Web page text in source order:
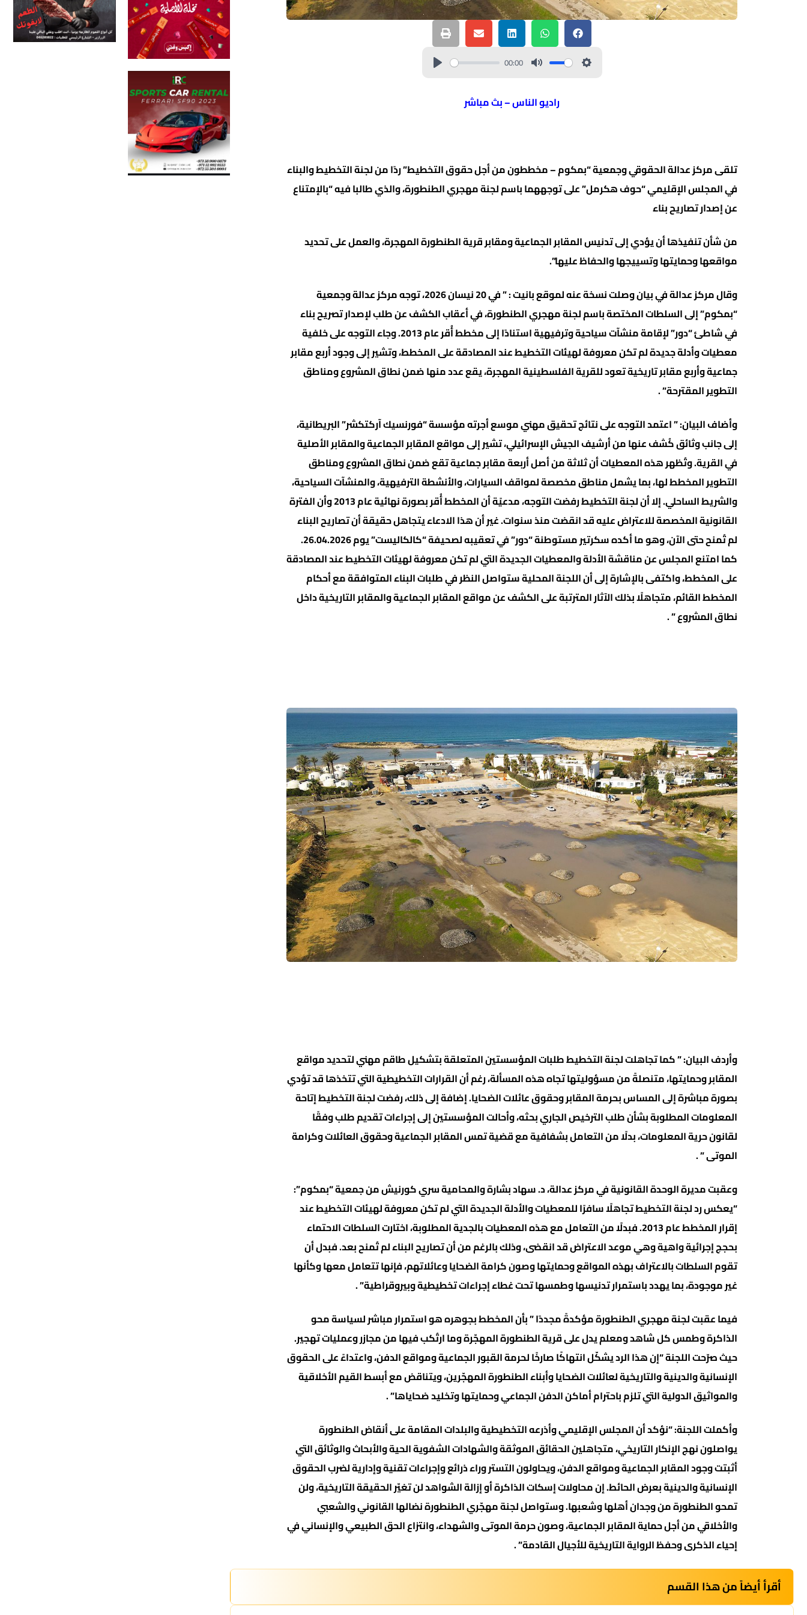
00:00
راديو الناس – بث مباشر
تلقى مركز عدالة الحقوقي وجمعية “بمكوم – مخططون من أجل حقوق التخطيط” ردًا من لجنة التخطيط والبناء
في المجلس الإقليمي “حوف هكرمل” على توجههما باسم لجنة مهجري الطنطورة، والذي طالبا فيه “بالإمتناع
عن إصدار تصاريح بناء
من شأن تنفيذها أن يؤدي إلى تدنيس المقابر الجماعية ومقابر قرية الطنطورة المهجرة، والعمل على تحديد
مواقعها وحمايتها وتسييجها والحفاظ عليها”.
وقال مركز عدالة في بيان وصلت نسخة عنه لموقع بانيت : ” في 20 نيسان 2026، توجه مركز عدالة وجمعية
“بمكوم” إلى السلطات المختصة باسم لجنة مهجري الطنطورة، في أعقاب الكشف عن طلب لإصدار تصريح بناء
في شاطئ “دور” لإقامة منشآت سياحية وترفيهية استنادًا إلى مخطط أُقر عام 2013. وجاء التوجه على خلفية
معطيات وأدلة جديدة لم تكن معروفة لهيئات التخطيط عند المصادقة على المخطط، وتشير إلى وجود أربع مقابر
جماعية وأربع مقابر تاريخية تعود للقرية الفلسطينية المهجرة، يقع عدد منها ضمن نطاق المشروع ومناطق
التطوير المقترحة” .
وأضاف البيان: ” اعتمد التوجه على نتائج تحقيق مهني موسع أجرته مؤسسة “فورنسيك آركتكشر” البريطانية،
إلى جانب وثائق كُشف عنها من أرشيف الجيش الإسرائيلي، تشير إلى مواقع المقابر الجماعية والمقابر الأصلية
في القرية. وتُظهر هذه المعطيات أن ثلاثة من أصل أربعة مقابر جماعية تقع ضمن نطاق المشروع ومناطق
التطوير المخطط لها، بما يشمل مناطق مخصصة لمواقف السيارات، والأنشطة الترفيهية، والمنشآت السياحية،
والشريط الساحلي. إلا أن لجنة التخطيط رفضت التوجه، مدعيًة أن المخطط أُقر بصورة نهائية عام 2013 وأن الفترة
القانونية المخصصة للاعتراض عليه قد انقضت منذ سنوات. غير أن هذا الادعاء يتجاهل حقيقة أن تصاريح البناء
لم تُمنح حتى الآن، وهو ما أكده سكرتير مستوطنة “دور” في تعقيبه لصحيفة “كالكاليست” يوم 26.04.2026.
كما امتنع المجلس عن مناقشة الأدلة والمعطيات الجديدة التي لم تكن معروفة لهيئات التخطيط عند المصادقة
على المخطط، واكتفى بالإشارة إلى أن اللجنة المحلية ستواصل النظر في طلبات البناء المتوافقة مع أحكام
المخطط القائم، متجاهلًا بذلك الآثار المترتبة على الكشف عن مواقع المقابر الجماعية والمقابر التاريخية داخل
نطاق المشروع ” .
وأردف البيان: ” كما تجاهلت لجنة التخطيط طلبات المؤسستين المتعلقة بتشكيل طاقم مهني لتحديد مواقع
المقابر وحمايتها، متنصلةً من مسؤوليتها تجاه هذه المسألة، رغم أن القرارات التخطيطية التي تتخذها قد تؤدي
بصورة مباشرة إلى المساس بحرمة المقابر وحقوق عائلات الضحايا. إضافة إلى ذلك، رفضت لجنة التخطيط إتاحة
المعلومات المطلوبة بشأن طلب الترخيص الجاري بحثه، وأحالت المؤسستين إلى إجراءات تقديم طلب وفقًا
لقانون حرية المعلومات، بدلًا من التعامل بشفافية مع قضية تمس المقابر الجماعية وحقوق العائلات وكرامة
الموتى ” .
وعقبت مديرة الوحدة القانونية في مركز عدالة، د. سهاد بشارة والمحامية سري كورنيش من جمعية “بمكوم”:
“يعكس رد لجنة التخطيط تجاهلًا سافرًا للمعطيات والأدلة الجديدة التي لم تكن معروفة لهيئات التخطيط عند
إقرار المخطط عام 2013. فبدلًا من التعامل مع هذه المعطيات بالجدية المطلوبة، اختارت السلطات الاحتماء
بحجج إجرائية واهية وهي موعد الاعتراض قد انقضى، وذلك بالرغم من أن تصاريح البناء لم تُمنح بعد. فبدل أن
تقوم السلطات بالاعتراف بهذه المواقع وحمايتها وصون كرامة الضحايا وعائلاتهم، فإنها تتعامل معها وكأنها
غير موجودة، بما يهدد باستمرار تدنيسها وطمسها تحت غطاء إجراءات تخطيطية وبيروقراطية” .
فيما عقبت لجنة مهجري الطنطورة مؤكدةً مجددًا ” بأن المخطط بجوهره هو استمرار مباشر لسياسة محو
الذاكرة وطمس كل شاهد ومعلم يدل على قرية الطنطورة المهجّرة وما ارتُكب فيها من مجازر وعمليات تهجير.
حيث صرّحت اللجنة “إن هذا الرد يشكّل انتهاكًا صارخًا لحرمة القبور الجماعية ومواقع الدفن، واعتداءً على الحقوق
الإنسانية والدينية والتاريخية لعائلات الضحايا وأبناء الطنطورة المهجّرين، ويتناقض مع أبسط القيم الأخلاقية
والمواثيق الدولية التي تلزم باحترام أماكن الدفن الجماعي وحمايتها وتخليد ضحاياها” .
وأكملت اللجنة: “نؤكد أن المجلس الإقليمي وأذرعه التخطيطية والبلدات المقامة على أنقاض الطنطورة
يواصلون نهج الإنكار التاريخي، متجاهلين الحقائق الموثقة والشهادات الشفوية الحية والأبحاث والوثائق التي
أثبتت وجود المقابر الجماعية ومواقع الدفن، ويحاولون التستر وراء ذرائع وإجراءات تقنية وإدارية لضرب الحقوق
الإنسانية والدينية بعرض الحائط. إن محاولات إسكات الذاكرة أو إزالة الشواهد لن تغيّر الحقيقة التاريخية، ولن
تمحو الطنطورة من وجدان أهلها وشعبها. وستواصل لجنة مهجّري الطنطورة نضالها القانوني والشعبي
والأخلاقي من أجل حماية المقابر الجماعية، وصون حرمة الموتى والشهداء، وانتزاع الحق الطبيعي والإنساني في
إحياء الذكرى وحفظ الرواية التاريخية للأجيال القادمة” .
أقرأ أيضاً من هذا القسم